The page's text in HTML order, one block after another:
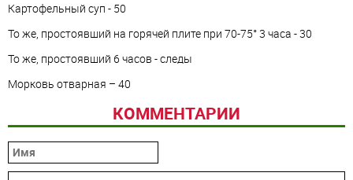
Картофельный суп - 50
То же, простоявший на горячей плите при 70-75° 3 часа - 30
То же, простоявший 6 часов - следы
Морковь отварная – 40
КОММЕНТАРИИ